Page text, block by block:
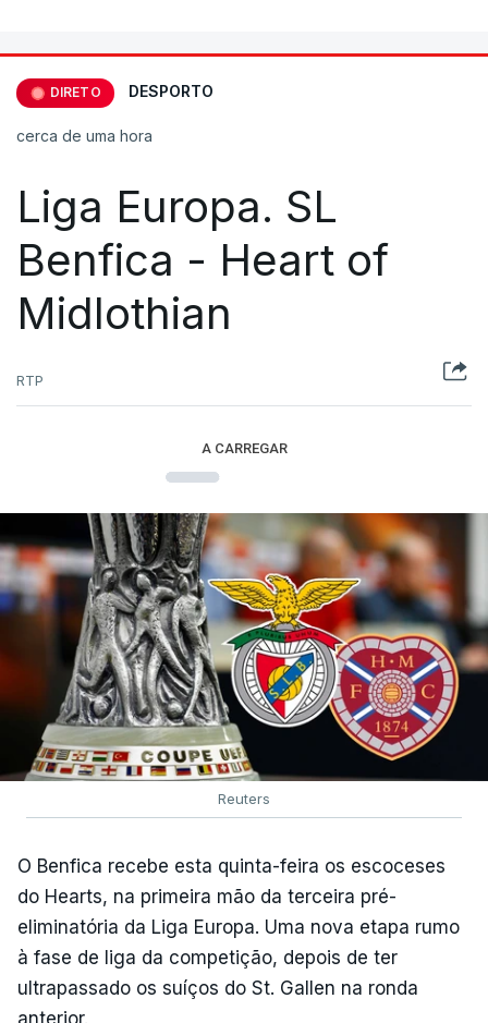
DIRETO DESPORTO
cerca de uma hora
Liga Europa. SL
Benfica - Heart of
Midlothian
RTP
A CARREGAR
Reuters
O Benfica recebe esta quinta-feira os escoceses
do Hearts, na primeira mão da terceira pré-
eliminatória da Liga Europa. Uma nova etapa rumo
à fase de liga da competição, depois de ter
ultrapassado os suíços do St. Gallen na ronda
anterior.